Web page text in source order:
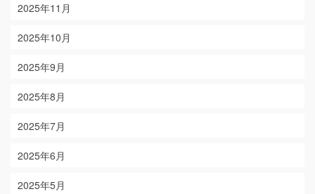
2025年11月
2025年10月
2025年9月
2025年8月
2025年7月
2025年6月
2025年5月